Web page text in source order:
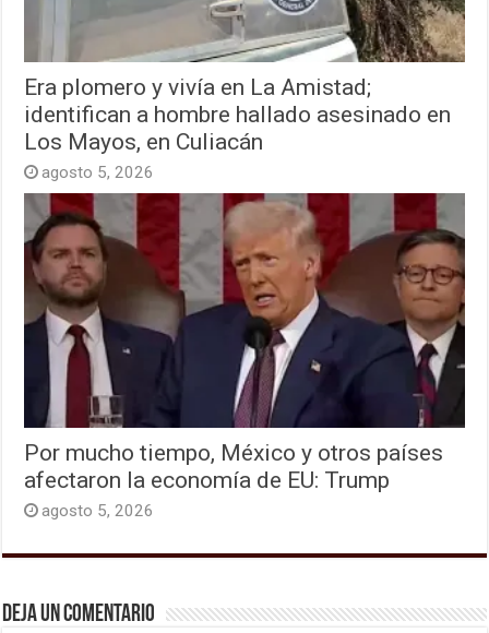
Era plomero y vivía en La Amistad;
identifican a hombre hallado asesinado en
Los Mayos, en Culiacán
agosto 5, 2026
Por mucho tiempo, México y otros países
afectaron la economía de EU: Trump
agosto 5, 2026
Deja un comentario